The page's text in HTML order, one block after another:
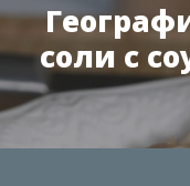
соли с